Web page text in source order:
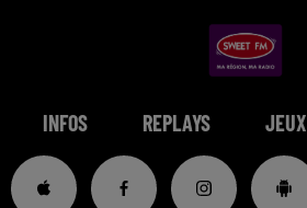
INFOS REPLAYS JEUX